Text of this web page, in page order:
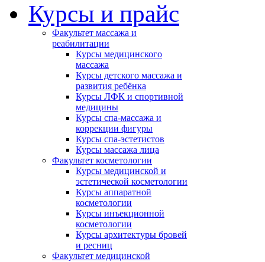
Курсы и прайс
Факультет массажа и
реабилитации
Курсы медицинского
массажа
Курсы детского массажа и
развития ребёнка
Курсы ЛФК и спортивной
медицины
Курсы спа-массажа и
коррекции фигуры
Курсы спа-эстетистов
Курсы массажа лица
Факультет косметологии
Курсы медицинской и
эстетической косметологии
Курсы аппаратной
косметологии
Курсы инъекционной
косметологии
Курсы архитектуры бровей
и ресниц
Факультет медицинской